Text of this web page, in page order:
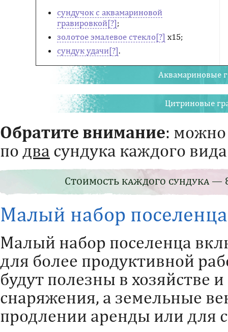
сундучок с аквамариновой
гравировкой
;
золотое эмалевое стекло
х15;
сундук удачи
.
Аквамариновые
Цитриновые
Обратите внимание: можно
по два сундука каждого
Стоимость каждого сундука —
Малый набор поселенца
Малый набор поселенца
для более продуктивной
будут полезны в хозяйстве
снаряжения, а земельные
продлении аренды или для